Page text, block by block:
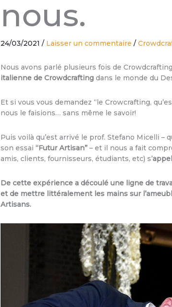
nous.
24/03/2021/ Laisser un commentaire /
Nous avons parlé plusieurs fois de
italienne de Crowdcrafting dans le monde du
Et si vous vous demandez “le Crowcrafting,
nous le faisions… sans même le savoir!
Puis voilà qu’est arrivé le prof. Stefano Micelli
son essai “Futur Artisan” – et il nous a fait
amis, clients, fournisseurs, étudiants, etc) s’
De cette expérience a découlé une ligne de
et de mettre littéralement les mains sur
Artisans.